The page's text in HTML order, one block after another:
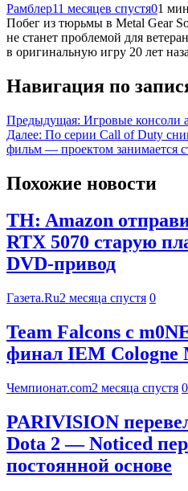
Рамблер11 месяцев спустя01
Побег из тюрьмы в Metal Gear
не станет проблемой для
в оригинальную игру 20 лет
Навигация по
Предыдущая: Игровые консоли
Далее: По серии Call of Duty
фильм — проектом занимается
Похожие новости
TH: Amazon
RTX 5070 старую
DVD-привод
Газета.Ru2 месяца спустя 0
Team Falcons с
финал IEM Cologne
Чемпионат.com2 месяца спустя 0
PARIVISION
Dota 2 — Noticed
постоянной основе